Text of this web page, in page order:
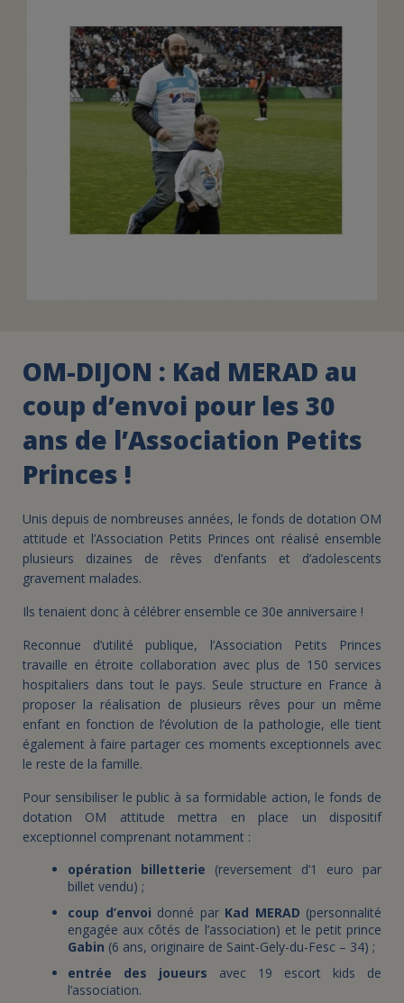
FAIRE UN DON
ASSURANCE VIE/LEGS
ESPACE PRESSE
BÉNÉVOLE
UN PETIT PRINCE
OM-DIJON : Kad MERAD au
coup d’envoi pour les 30
ans de l’Association Petits
Princes !
Unis depuis de nombreuses années, le fonds de dotation OM
attitude et l’Association Petits Princes ont réalisé ensemble
plusieurs dizaines de rêves d’enfants et d’adolescents
gravement malades.
Ils tenaient donc à célébrer ensemble ce 30e anniversaire !
Reconnue d’utilité publique, l’Association Petits Princes
travaille en étroite collaboration avec plus de 150 services
hospitaliers dans tout le pays. Seule structure en France à
proposer la réalisation de plusieurs rêves pour un même
enfant en fonction de l’évolution de la pathologie, elle tient
également à faire partager ces moments exceptionnels avec
le reste de la famille.
Pour sensibiliser le public à sa formidable action, le fonds de
dotation OM attitude mettra en place un dispositif
exceptionnel comprenant notamment :
opération billetterie (reversement d’1 euro par
billet vendu) ;
coup d’envoi donné parKad MERAD (personnalité
engagée aux côtés de l’association) et le petit prince
Gabin (6 ans, originaire de Saint-Gely-du-Fesc – 34) ;
entrée des joueurs avec 19 escort kids de
l’association.